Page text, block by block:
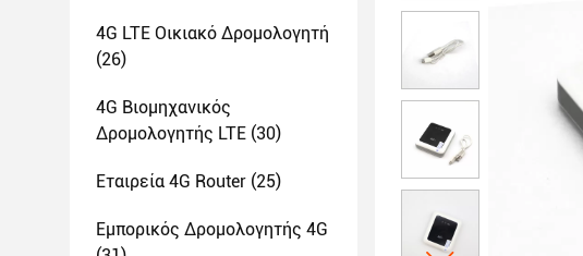
4G LTE Οικιακό Δρομολογητή
(26)
4G Βιομηχανικός
Δρομολογητής LTE (30)
Εταιρεία 4G Router (25)
Εμπορικός Δρομολογητής 4G